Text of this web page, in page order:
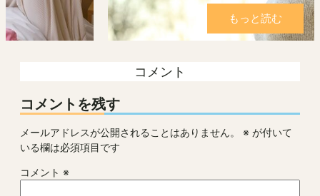
もっと読む
コメント
コメントを残す
メールアドレスが公開されることはありません。 ※ が付いて
いる欄は必須項目です
コメント ※